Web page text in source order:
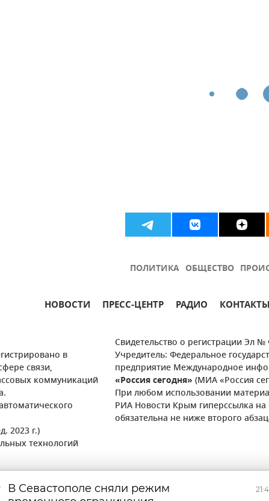
ПОЛИТИКА ОБЩЕСТВО
НОВОСТИ ПРЕСС-ЦЕНТР РАДИО КОНТАКТЫ
в
связи,
коммуникаций
2023 г.)
технологий
Свидетельство о регистрации Эл №
Учредитель: Федеральное
предприятие Международное
«Россия сегодня» (МИА «Россия
При любом использовании
РИА Новости Крым гиперссылка
обязательна не ниже второго
В Севастополе сняли режим